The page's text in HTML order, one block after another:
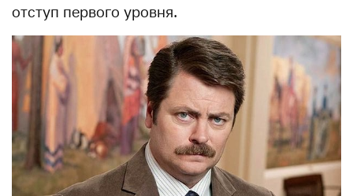
отступ первого уровня.